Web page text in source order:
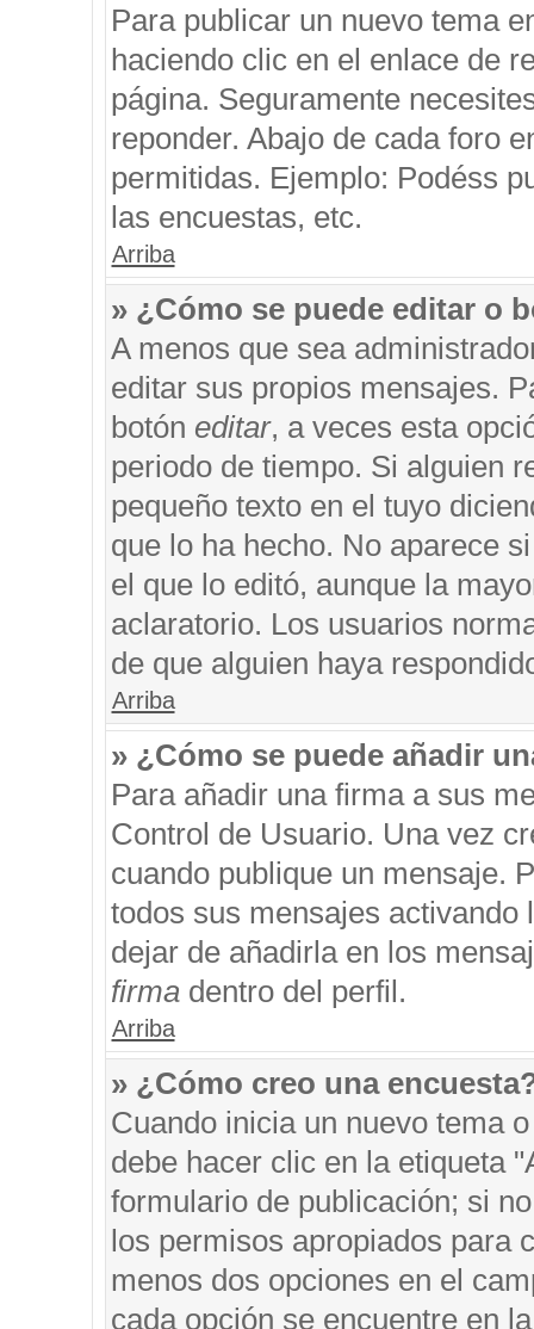
Para publicar un nuevo tema
haciendo clic en el enlace de
página. Seguramente
reponder. Abajo de cada foro
permitidas. Ejemplo: Podéss
las encuestas, etc.
Arriba
» ¿Cómo se puede editar o
A menos que sea
editar sus propios mensajes.
botón editar, a veces esta
periodo de tiempo. Si alguien
pequeño texto en el tuyo
que lo ha hecho. No aparece
el que lo editó, aunque la
aclaratorio. Los usuarios
de que alguien haya
Arriba
» ¿Cómo se puede añadir
Para añadir una firma a sus
Control de Usuario. Una vez
cuando publique un mensaje.
todos sus mensajes
dejar de añadirla en los
firmadentro del perfil.
Arriba
» ¿Cómo creo una
Cuando inicia un nuevo tema
debe hacer clic en la etiqueta
formulario de publicación; si
los permisos apropiados para
menos dos opciones en el
cada opción se encuentre en